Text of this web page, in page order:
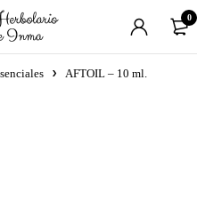
0
AFTOIL – 10 ml.